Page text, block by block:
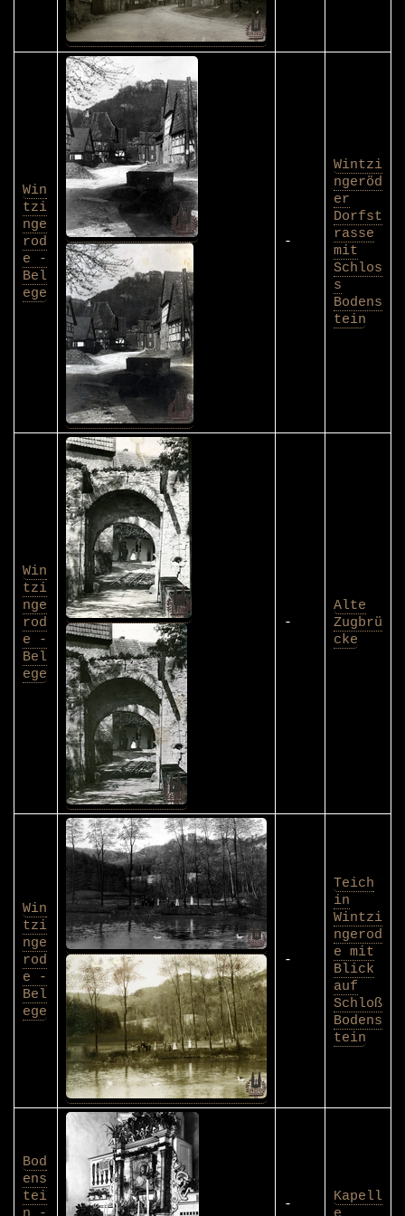
Win
tzi
nge
rod
e -
Bel
ege
-
Wintzi
ngeröd
er
Dorfst
rasse
mit
Schlos
s
Bodens
tein
Win
tzi
nge
rod
e -
Bel
ege
-
Alte
Zugbrü
cke
Win
tzi
nge
rod
e -
Bel
ege
-
Teich
in
Wintzi
ngerod
e mit
Blick
auf
Schloß
Bodens
tein
Bod
ens
tei
-
Kapell